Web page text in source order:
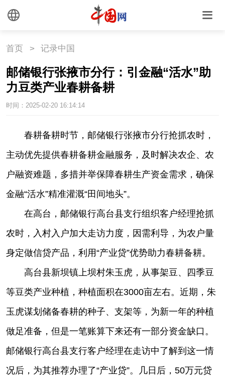
首页 > 记录中国
邮储银行张掖市分行：引金融“活水”助
力豆类产业春耕备耕
时间：2025-02-20 16:14:14
春耕备耕时节，邮储银行张掖市分行抢抓农时，
主动优先提供春耕备耕金融服务，及时解决农企、农
户融资难题，多措并举保障春耕生产资金需求，确保
金融“活水”精准灌溉“田间地头”。
在高台，邮储银行高台县支行组织客户经理抢抓
农时，入村入户加大走访力度，因需利导，为农户量
身定做信贷产品，利用“产业贷”优势助力春耕备耕。
高台县新坝镇上坝村朱玉虎，从事架豆、四季豆
等豆类产业种植，种植面积在3000亩左右。近期，朱
玉虎谋划储备春耕的种子、支架等，为新一年的种植
做足准备，但是一笔账算下来还有一部分资金缺口。
邮储银行高台县支行客户经理在走访中了解到这一情
况后，为其推荐办理了“产业贷”。几日后，50万元贷